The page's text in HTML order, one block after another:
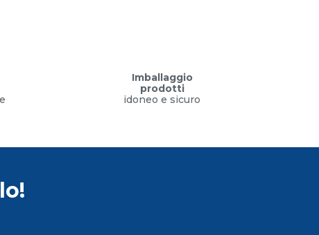
Imballaggio
prodotti
idoneo e sicuro